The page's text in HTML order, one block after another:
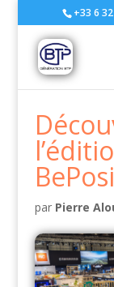
+33 6
par Pierre